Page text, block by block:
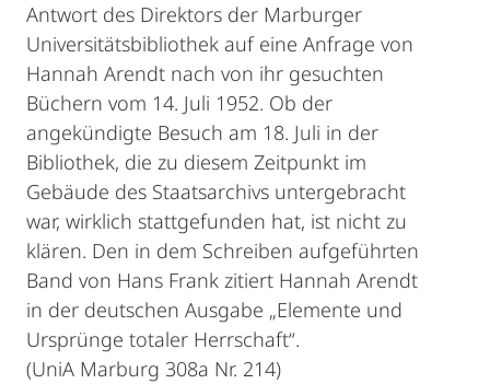
Antwort des Direktors der Marburger
Universitätsbibliothek auf eine Anfrage von
Hannah Arendt nach von ihr gesuchten
Büchern vom 14. Juli 1952. Ob der
angekündigte Besuch am 18. Juli in der
Bibliothek, die zu diesem Zeitpunkt im
Gebäude des Staatsarchivs untergebracht
war, wirklich stattgefunden hat, ist nicht zu
klären. Den in dem Schreiben aufgeführten
Band von Hans Frank zitiert Hannah Arendt
in der deutschen Ausgabe „Elemente und
Ursprünge totaler Herrschaft“.
(UniA Marburg 308a Nr. 214)